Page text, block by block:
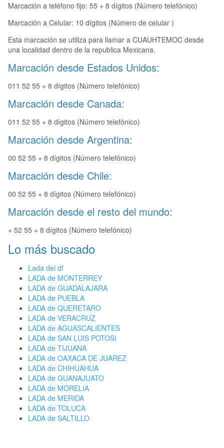
Marcación a teléfono fijo: 55 + 8 dígitos (Número telefónico)
Marcación a Celular: 10 dígitos (Número de celular )
Esta marcación se utiliza para llamar a CUAUHTEMOC desde
una localidad dentro de la republica Mexicana.
Marcación desde Estados Unidos:
011 52 55 + 8 dígitos (Número telefónico)
Marcación desde Canada:
011 52 55 + 8 dígitos (Número telefónico)
Marcación desde Argentina:
00 52 55 + 8 dígitos (Número telefónico)
Marcación desde Chile:
00 52 55 + 8 dígitos (Número telefónico)
Marcación desde el resto del mundo:
+ 52 55 + 8 dígitos (Número telefónico)
Lo más buscado
Lada del df
LADA de MONTERREY
LADA de GUADALAJARA
LADA de PUEBLA
LADA de QUERETARO
LADA de VERACRUZ
LADA de AGUASCALIENTES
LADA de SAN LUIS POTOSI
LADA de TIJUANA
LADA de OAXACA DE JUAREZ
LADA de CHIHUAHUA
LADA de GUANAJUATO
LADA de MORELIA
LADA de MERIDA
LADA de TOLUCA
LADA de SALTILLO